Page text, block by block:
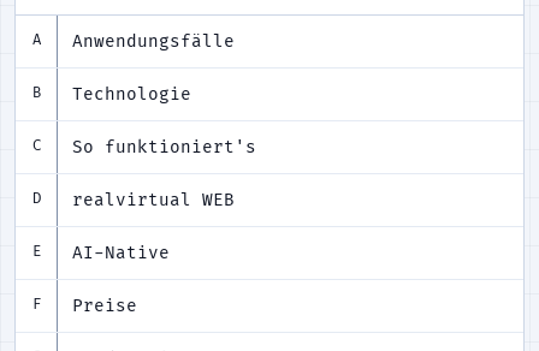
A Anwendungsfälle
B Technologie
C So funktioniert's
D realvirtual WEB
E AI-Native
F Preise